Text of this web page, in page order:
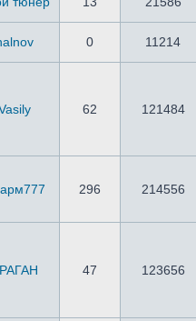
0 11214
62 121484
296 214556
47 123656